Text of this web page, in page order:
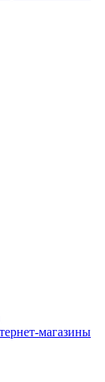
магазины